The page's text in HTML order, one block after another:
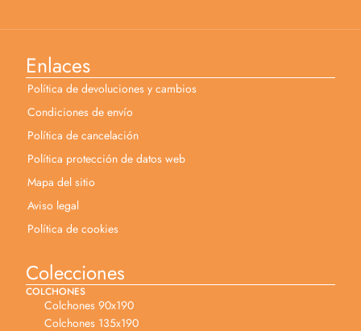
Enlaces
Política de devoluciones y cambios
Condiciones de envío
Política de cancelación
Política protección de datos web
Mapa del sitio
Aviso legal
Política de cookies
Colecciones
COLCHONES
Colchones 90x190
Colchones 135x190